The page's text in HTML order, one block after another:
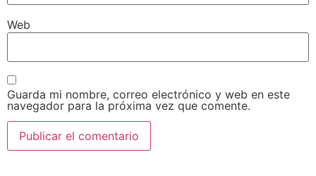
Web
Guarda mi nombre, correo electrónico y web en este
navegador para la próxima vez que comente.